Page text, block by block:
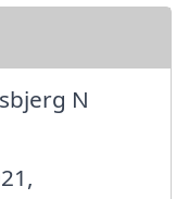
N